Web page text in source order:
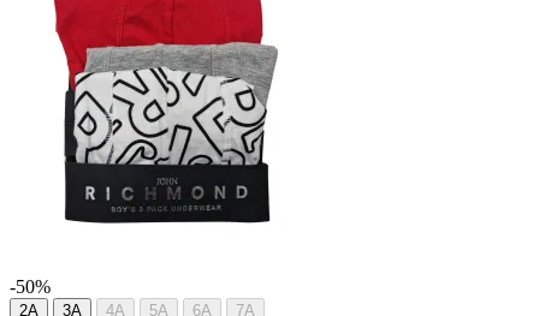
-50%
2A 3A 4A 5A 6A 7A